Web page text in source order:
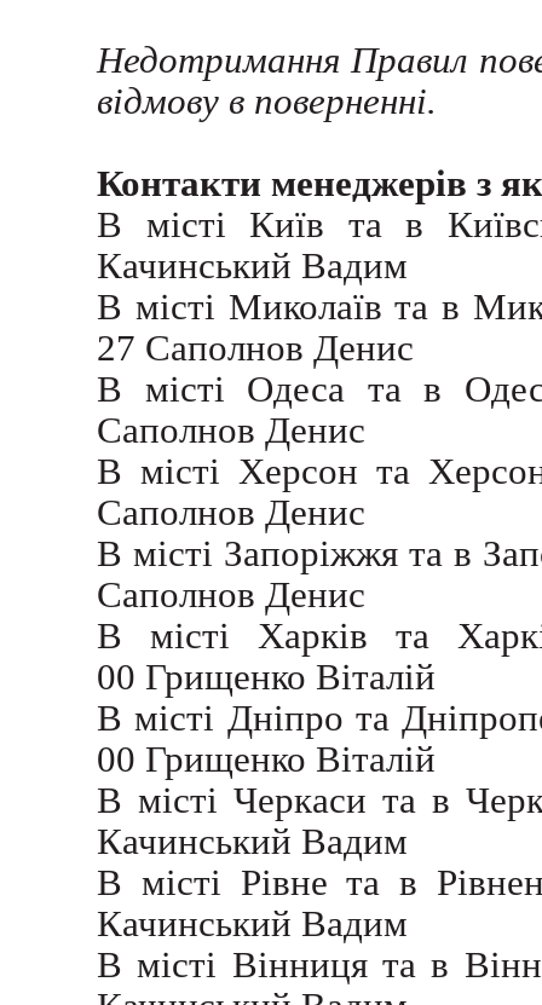
Недотримання Правил
відмову в поверненні.
Контакти менеджерів з
В місті Київ та в
Качинський Вадим
В місті Миколаїв та в
27 Саполнов Денис
В місті Одеса та в
Саполнов Денис
В місті Херсон та
Саполнов Денис
В місті Запоріжжя та в
Саполнов Денис
В місті Харків та
00 Грищенко Віталій
В місті Дніпро та
00 Грищенко Віталій
В місті Черкаси та в
Качинський Вадим
В місті Рівне та в
Качинський Вадим
В місті Вінниця та в